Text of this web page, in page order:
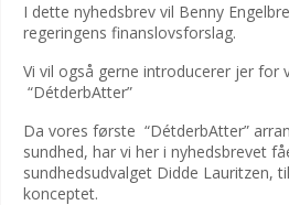
I dette nyhedsbrev vil Benny
regeringens finanslovsforslag.
Vi vil også gerne introducerer jer for
“DétderbAtter”
Da vores første “DétderbAtter”
sundhed, har vi her i nyhedsbrevet
sundhedsudvalget Didde Lauritzen,
konceptet.